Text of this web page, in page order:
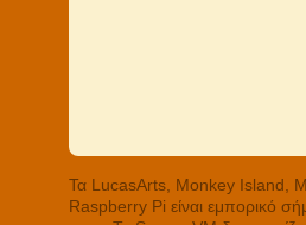
Τα LucasArts, Monkey Island,
Raspberry Pi είναι εμπορικό